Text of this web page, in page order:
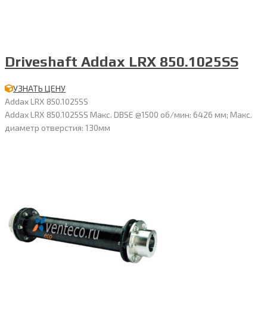
Driveshaft Addax LRX 850.1025SS
УЗНАТЬ ЦЕНУ
Addax LRX 850.1025SS
Addax LRX 850.1025SS Макс. DBSE @1500 об/мин: 6426 мм; Макс.
диаметр отверстия: 130мм